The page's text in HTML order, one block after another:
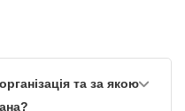
та за якою